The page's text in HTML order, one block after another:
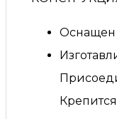
Оснащен